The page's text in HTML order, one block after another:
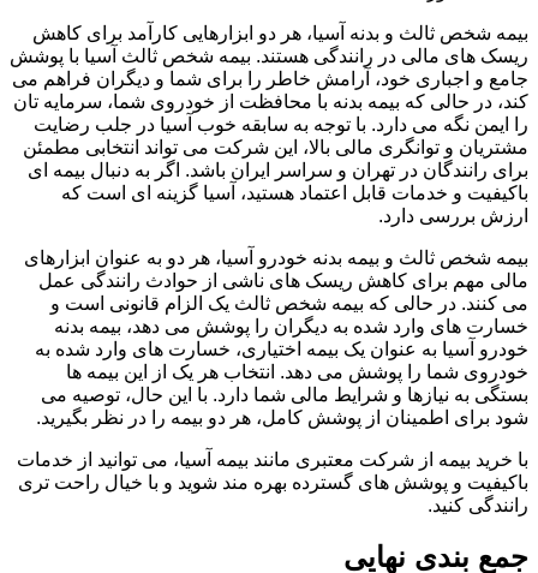
بیمه شخص ثالث و بدنه آسیا، هر دو ابزارهایی کارآمد برای کاهش
ریسک های مالی در رانندگی هستند. بیمه شخص ثالث آسیا با پوشش
جامع و اجباری خود، آرامش خاطر را برای شما و دیگران فراهم می
کند، در حالی که بیمه بدنه با محافظت از خودروی شما، سرمایه تان
را ایمن نگه می دارد. با توجه به سابقه خوب آسیا در جلب رضایت
مشتریان و توانگری مالی بالا، این شرکت می تواند انتخابی مطمئن
برای رانندگان در تهران و سراسر ایران باشد. اگر به دنبال بیمه ای
باکیفیت و خدمات قابل اعتماد هستید، آسیا گزینه ای است که
ارزش بررسی دارد.
بیمه شخص ثالث و بیمه بدنه خودرو آسیا، هر دو به عنوان ابزارهای
مالی مهم برای کاهش ریسک های ناشی از حوادث رانندگی عمل
می کنند. در حالی که بیمه شخص ثالث یک الزام قانونی است و
خسارت های وارد شده به دیگران را پوشش می دهد، بیمه بدنه
خودرو آسیا به عنوان یک بیمه اختیاری، خسارت های وارد شده به
خودروی شما را پوشش می دهد. انتخاب هر یک از این بیمه ها
بستگی به نیازها و شرایط مالی شما دارد. با این حال، توصیه می
شود برای اطمینان از پوشش کامل، هر دو بیمه را در نظر بگیرید.
با خرید بیمه از شرکت معتبری مانند بیمه آسیا، می توانید از خدمات
باکیفیت و پوشش های گسترده بهره مند شوید و با خیال راحت تری
رانندگی کنید.
جمع بندی نهایی